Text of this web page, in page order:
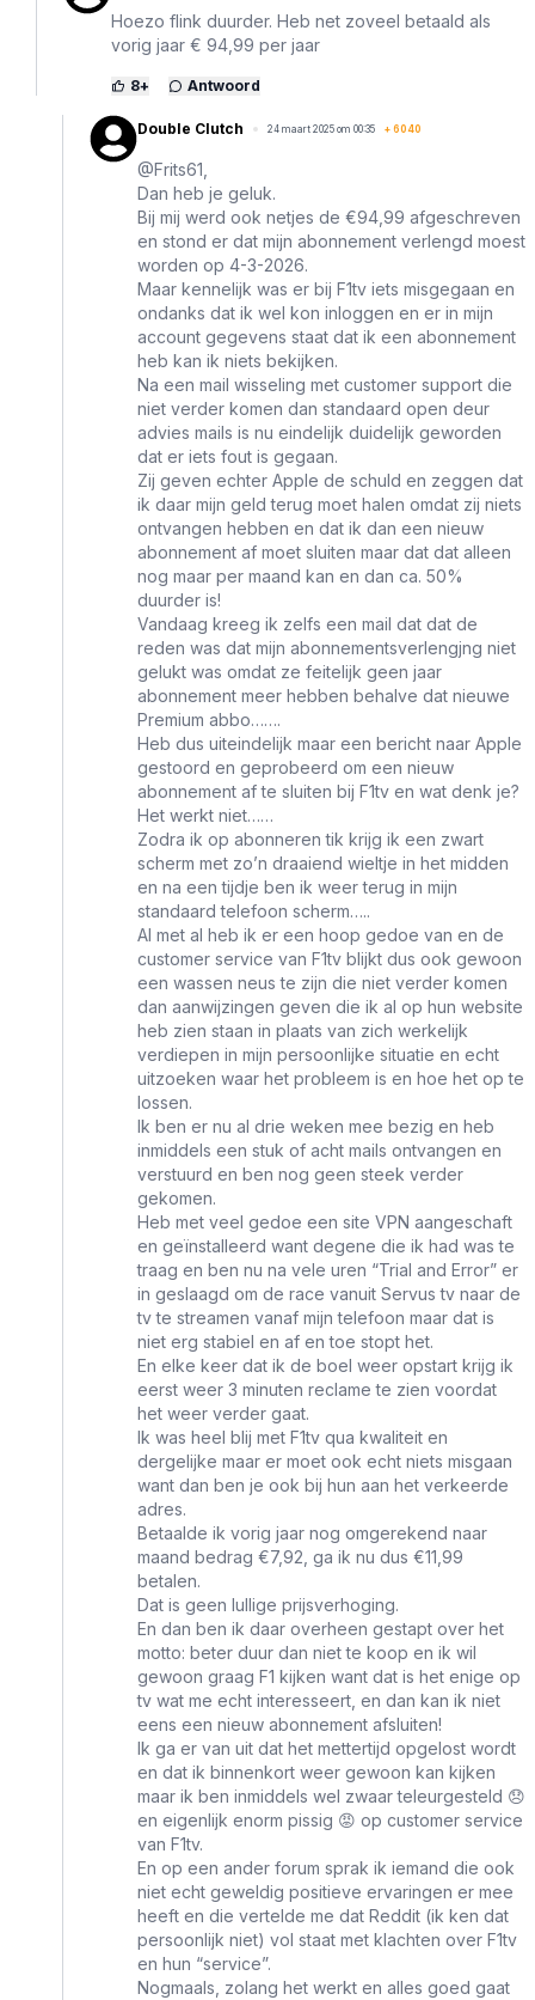
Hoezo flink duurder. Heb net zoveel betaald als
vorig jaar € 94,99 per jaar
8+ Antwoord
Double Clutch 24 maart 2025 om 00:35 + 6040
@Frits61,
Dan heb je geluk.
Bij mij werd ook netjes de €94,99 afgeschreven
en stond er dat mijn abonnement verlengd moest
worden op 4-3-2026.
Maar kennelijk was er bij F1tv iets misgegaan en
ondanks dat ik wel kon inloggen en er in mijn
account gegevens staat dat ik een abonnement
heb kan ik niets bekijken.
Na een mail wisseling met customer support die
niet verder komen dan standaard open deur
advies mails is nu eindelijk duidelijk geworden
dat er iets fout is gegaan.
Zij geven echter Apple de schuld en zeggen dat
ik daar mijn geld terug moet halen omdat zij niets
ontvangen hebben en dat ik dan een nieuw
abonnement af moet sluiten maar dat dat alleen
nog maar per maand kan en dan ca. 50%
duurder is!
Vandaag kreeg ik zelfs een mail dat dat de
reden was dat mijn abonnementsverlengjng niet
gelukt was omdat ze feitelijk geen jaar
abonnement meer hebben behalve dat nieuwe
Premium abbo…….
Heb dus uiteindelijk maar een bericht naar Apple
gestoord en geprobeerd om een nieuw
abonnement af te sluiten bij F1tv en wat denk je?
Het werkt niet……
Zodra ik op abonneren tik krijg ik een zwart
scherm met zo’n draaiend wieltje in het midden
en na een tijdje ben ik weer terug in mijn
standaard telefoon scherm…..
Al met al heb ik er een hoop gedoe van en de
customer service van F1tv blijkt dus ook gewoon
een wassen neus te zijn die niet verder komen
dan aanwijzingen geven die ik al op hun website
heb zien staan in plaats van zich werkelijk
verdiepen in mijn persoonlijke situatie en echt
uitzoeken waar het probleem is en hoe het op te
lossen.
Ik ben er nu al drie weken mee bezig en heb
inmiddels een stuk of acht mails ontvangen en
verstuurd en ben nog geen steek verder
gekomen.
Heb met veel gedoe een site VPN aangeschaft
en geïnstalleerd want degene die ik had was te
traag en ben nu na vele uren “Trial and Error” er
in geslaagd om de race vanuit Servus tv naar de
tv te streamen vanaf mijn telefoon maar dat is
niet erg stabiel en af en toe stopt het.
En elke keer dat ik de boel weer opstart krijg ik
eerst weer 3 minuten reclame te zien voordat
het weer verder gaat.
Ik was heel blij met F1tv qua kwaliteit en
dergelijke maar er moet ook echt niets misgaan
want dan ben je ook bij hun aan het verkeerde
adres.
Betaalde ik vorig jaar nog omgerekend naar
maand bedrag €7,92, ga ik nu dus €11,99
betalen.
Dat is geen lullige prijsverhoging.
En dan ben ik daar overheen gestapt over het
motto: beter duur dan niet te koop en ik wil
gewoon graag F1 kijken want dat is het enige op
tv wat me echt interesseert, en dan kan ik niet
eens een nieuw abonnement afsluiten!
Ik ga er van uit dat het mettertijd opgelost wordt
en dat ik binnenkort weer gewoon kan kijken
maar ik ben inmiddels wel zwaar teleurgesteld 😞
en eigenlijk enorm pissig 😡 op customer service
van F1tv.
En op een ander forum sprak ik iemand die ook
niet echt geweldig positieve ervaringen er mee
heeft en die vertelde me dat Reddit (ik ken dat
persoonlijk niet) vol staat met klachten over F1tv
en hun “service”.
Nogmaals, zolang het werkt en alles goed gaat